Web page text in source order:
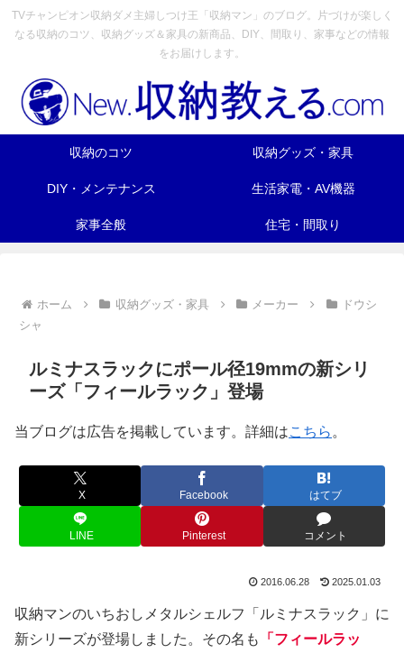
TVチャンピオン収納ダメ主婦しつけ王「収納マン」のブログ。片づけが楽しく
なる収納のコツ、収納グッズ＆家具の新商品、DIY、間取り、家事などの情報
をお届けします。
収納のコツ 収納グッズ・家具
DIY・メンテナンス 生活家電・AV機器
家事全般 住宅・間取り
ホーム 収納グッズ・家具 メーカー
ドウシ
シャ
ルミナスラックにポール径19mmの新シリ
ーズ「フィールラック」登場
当ブログは広告を掲載しています。詳細はこちら 。
X Facebook はてブ
LINE Pinterest コメント
2016.06.28 2025.01.03
収納マンのいちおしメタルシェルフ「ルミナスラック」に
新シリーズが登場しました。その名も
「フィールラッ